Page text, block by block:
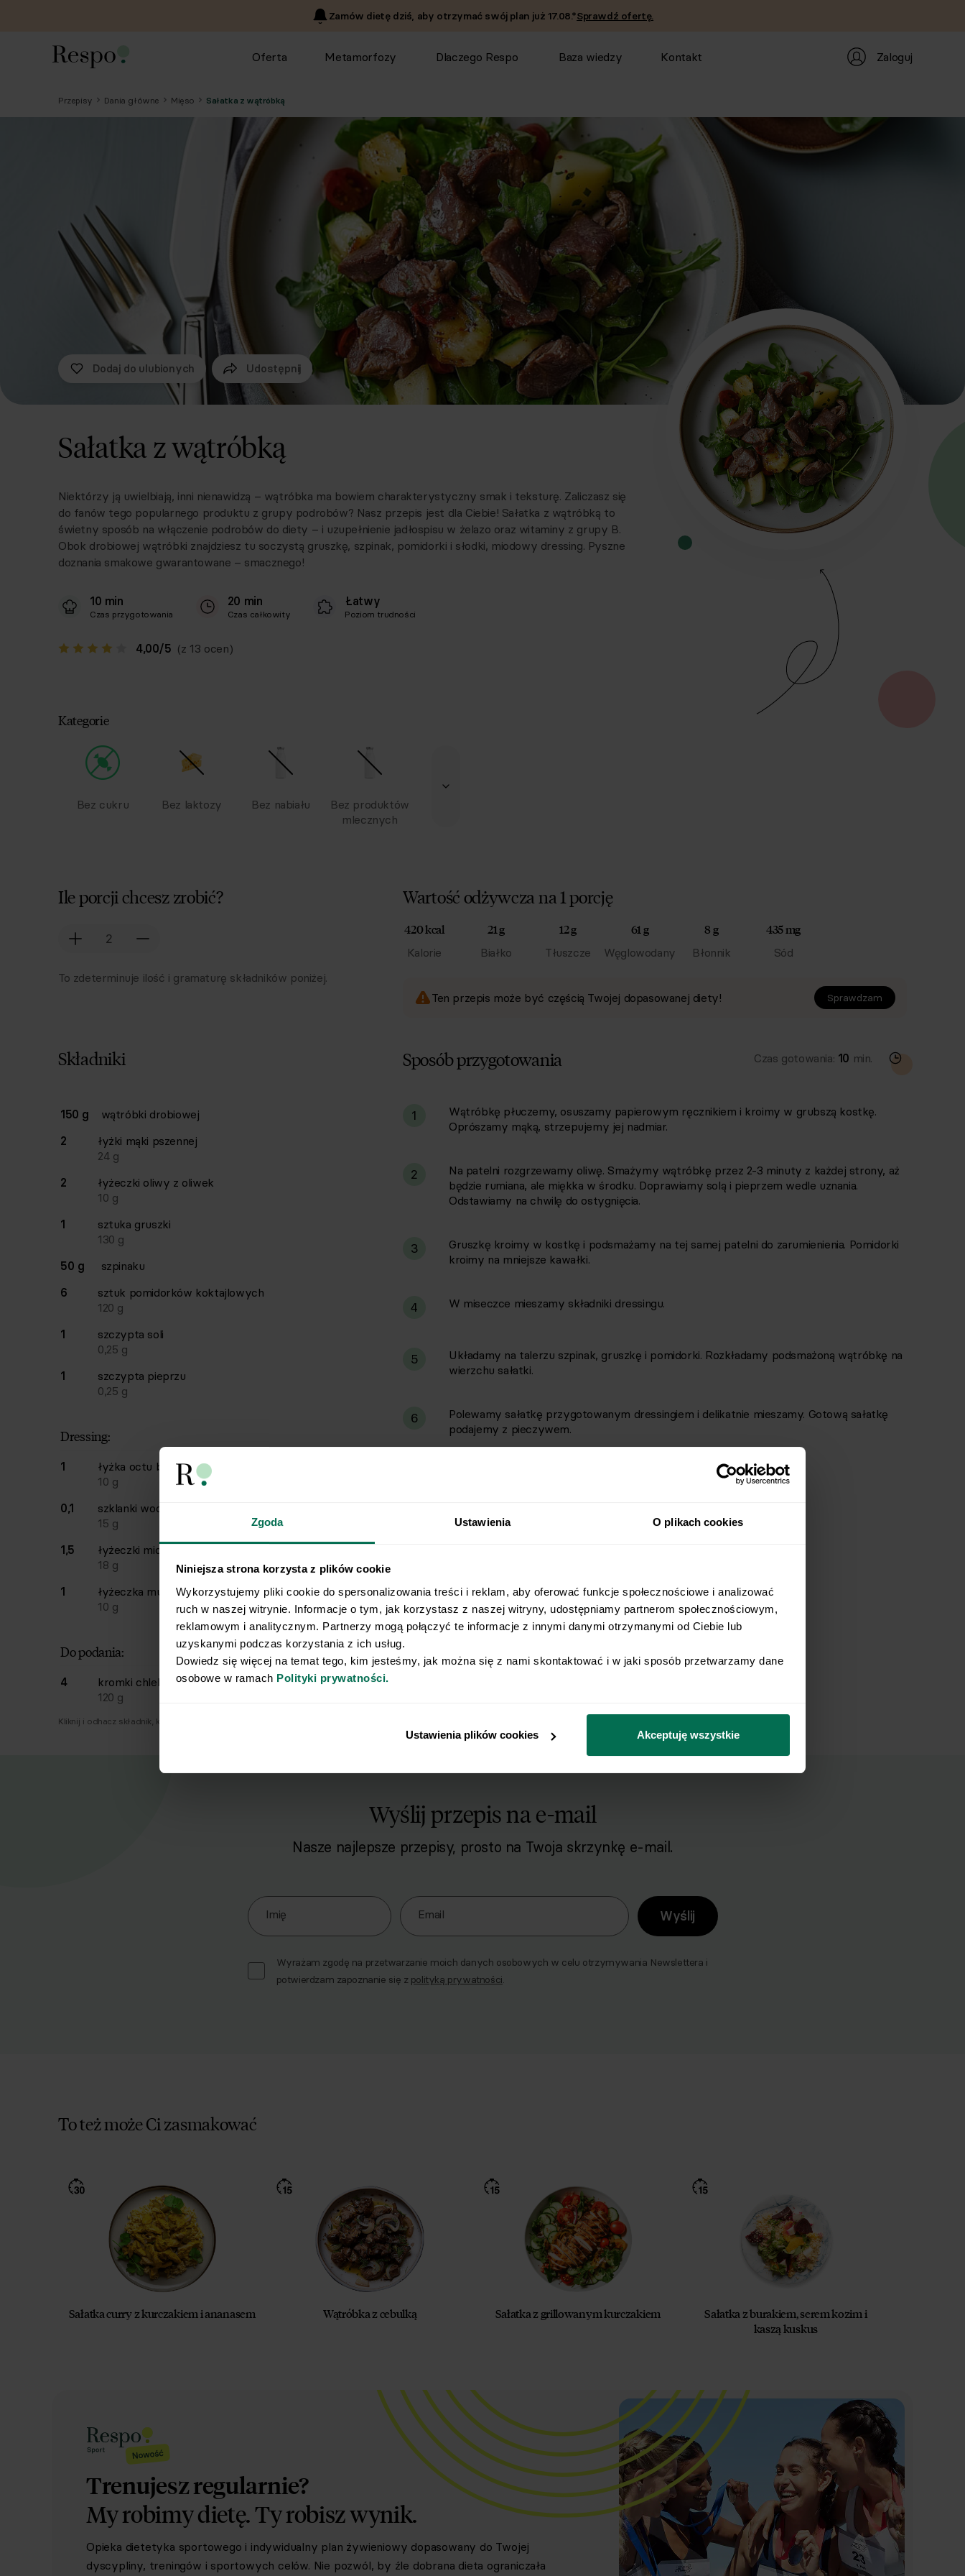
Zgoda Ustawienia O plikach cookies
Niniejsza strona korzysta z plików cookie
Wykorzystujemy pliki cookie do spersonalizowania treści i reklam, aby oferować funkcje społecznościowe i analizować
ruch w naszej witrynie. Informacje o tym, jak korzystasz z naszej witryny, udostępniamy partnerom społecznościowym,
reklamowym i analitycznym. Partnerzy mogą połączyć te informacje z innymi danymi otrzymanymi od Ciebie lub
uzyskanymi podczas korzystania z ich usług.
Dowiedz się więcej na temat tego, kim jesteśmy, jak można się z nami skontaktować i w jaki sposób przetwarzamy dane
osobowe w ramach Polityki prywatności.
Ustawienia plików cookies Akceptuję wszystkie
Zamów dietę dziś, aby otrzymać swój plan już 17.08.*Sprawdź ofertę.
Oferta Metamorfozy Dlaczego Respo Baza wiedzy Kontakt Zaloguj
Przepisy Dania główne Mięso Sałatka z wątróbką
Dodaj do ulubionych Udostępnij
Sałatka z wątróbką
Niektórzy ją uwielbiają, inni nienawidzą – wątróbka ma bowiem charakterystyczny smak i teksturę. Zaliczasz się
do fanów tego popularnego produktu z grupy podrobów? Nasz przepis jest dla Ciebie! Sałatka z wątróbką to
świetny sposób na włączenie podrobów do diety – i uzupełnienie jadłospisu w żelazo oraz witaminy z grupy B.
Obok drobiowej wątróbki znajdziesz tu soczystą gruszkę, szpinak, pomidorki i słodki, miodowy dressing. Pyszne
doznania smakowe gwarantowane – smacznego!
10 min
Czas przygotowania
20 min
Czas całkowity
Łatwy
Poziom trudności
4,00/5 (z 13 ocen)
Kategorie
Bez cukru Bez laktozy Bez nabiału
Bez produktów
mlecznych
Ile porcji chcesz zrobić?
To zdeterminuje ilość i gramaturę składników poniżej.
Wartość odżywcza na 1 porcję
420 kcal
Kalorie
21 g
Białko
12 g
Tłuszcze
61 g
Węglowodany
8 g
Błonnik
435 mg
Sód
Ten przepis może być częścią Twojej dopasowanej diety! Sprawdzam
Składniki
Lista składników przepisu z ilościami i wagami
Ilość Składnik
150 g
wątróbki drobiowej
2
łyżki mąki pszennej
24g
2
łyżeczki oliwy z oliwek
10 g
1
sztuka gruszki
130 g
50 g
szpinaku
6
sztuk pomidorków koktajlowych
120 g
1
szczypta soli
0,25 g
1
szczypta pieprzu
0,25 g
Dressing:
1 łyżka octu balsamicznego
10 g
0,1
szklanki wody
15 g
1,5
łyżeczki miodu
18 g
1
łyżeczka musztardy
10 g
Do podania:
4 kromki chleba żytniego razowego
120 g
Kliknij i odhacz składnik, który już masz.
Sposób przygotowania Czas gotowania: 10 min.
1
Wątróbkę płuczemy, osuszamy papierowym ręcznikiem i kroimy w grubszą kostkę.
Oprószamy mąką, strzepujemy jej nadmiar.
2
Na patelni rozgrzewamy oliwę. Smażymy wątróbkę przez 2-3 minuty z każdej strony, aż
będzie rumiana, ale miękka w środku. Doprawiamy solą i pieprzem wedle uznania.
Odstawiamy na chwilę do ostygnięcia.
3
Gruszkę kroimy w kostkę i podsmażamy na tej samej patelni do zarumienienia. Pomidorki
kroimy na mniejsze kawałki.
4 W miseczce mieszamy składniki dressingu.
5
Układamy na talerzu szpinak, gruszkę i pomidorki. Rozkładamy podsmażoną wątróbkę na
wierzchu sałatki.
6
Polewamy sałatkę przygotowanym dressingiem i delikatnie mieszamy. Gotową sałatkę
podajemy z pieczywem.
Wyślij przepis na e-mail
Nasze najlepsze przepisy, prosto na Twoja skrzynkę e-mail.
Zapisz się do naszego Newslettera
Imię Email Wyślij
Wyrażam zgodę na przetwarzanie moich danych osobowych w celu otrzymywania Newslettera i
potwierdzam zapoznanie się z polityką prywatności.
To też może Ci zasmakować
Sałatka curry z kurczakiem i ananasem Wątróbka z cebulką Sałatka z grillowanym kurczakiem
Sałatka z burakiem, serem kozim i
kaszą kuskus
Trenujesz regularnie?
My robimy dietę.Ty robisz wynik.
Opieka dietetyka sportowego i indywidualny plan żywieniowy dopasowany do Twojej
dyscypliny, treningów i sportowych celów. Nie pozwól, by źle dobrana dieta ograniczała